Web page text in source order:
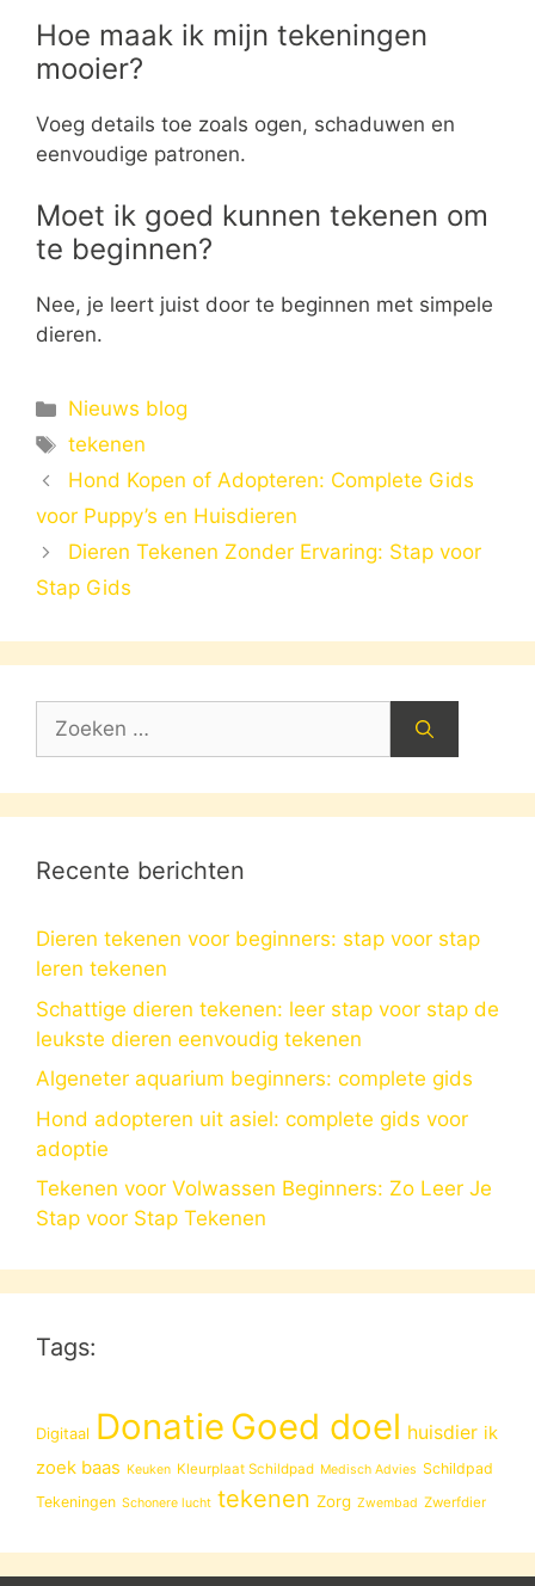
Hoe maak ik mijn tekeningen
mooier?
Voeg details toe zoals ogen, schaduwen en
eenvoudige patronen.
Moet ik goed kunnen tekenen om
te beginnen?
Nee, je leert juist door te beginnen met simpele
dieren.
Categorieën
Nieuws blog
Tags
tekenen
Hond Kopen of Adopteren: Complete Gids
voor Puppy’s en Huisdieren
Dieren Tekenen Zonder Ervaring: Stap voor
Stap Gids
Zoek
Recente berichten
Dieren tekenen voor beginners: stap voor stap
leren tekenen
Schattige dieren tekenen: leer stap voor stap de
leukste dieren eenvoudig tekenen
Algeneter aquarium beginners: complete gids
Hond adopteren uit asiel: complete gids voor
adoptie
Tekenen voor Volwassen Beginners: Zo Leer Je
Stap voor Stap Tekenen
Tags:
Digitaal Donatie Goed doel huisdier ik
zoek baas Keuken Kleurplaat Schildpad Medisch Advies Schildpad
Tekeningen Schonere lucht tekenen Zorg Zwembad Zwerfdier